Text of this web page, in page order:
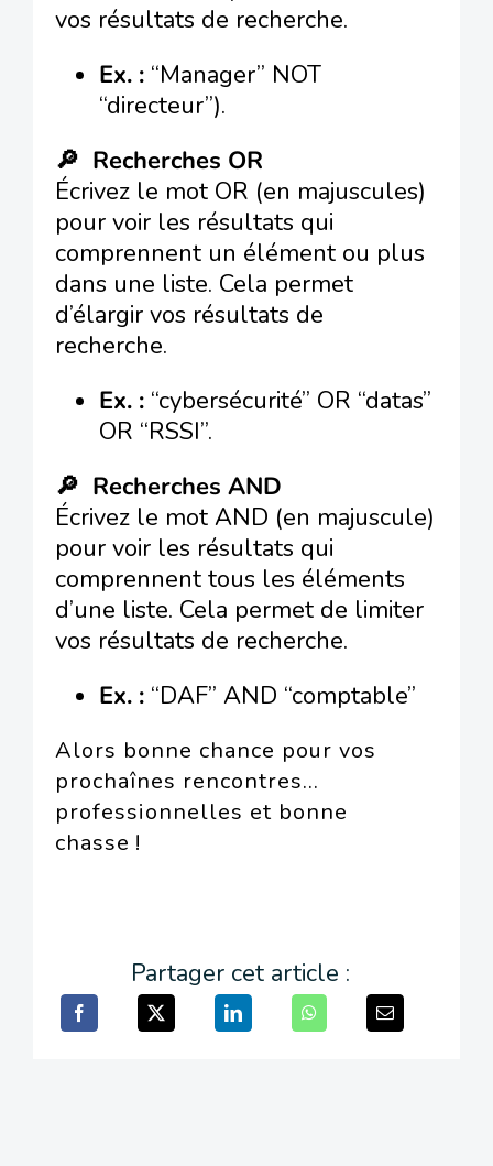
vos résultats de recherche.
Ex. :“Manager” NOT
“directeur”).
🔎 Recherches OR
Écrivez le mot OR (en majuscules)
pour voir les résultats qui
comprennent un élément ou plus
dans une liste. Cela permet
d’élargir vos résultats de
recherche.
Ex. :“cybersécurité” OR “datas”
OR “RSSI”.
🔎 Recherches AND
Écrivez le mot AND (en majuscule)
pour voir les résultats qui
comprennent tous les éléments
d’une liste. Cela permet de limiter
vos résultats de recherche.
Ex. :“DAF” AND “comptable”
Alors bonne chance pour vos
prochaînes rencontres…
professionnelles et bonne
chasse !
Partager cet article :